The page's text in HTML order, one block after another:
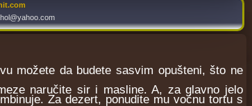
možete da budete sasvim opušteni, što ne
naručite sir i masline. A, za glavno jelo
Za dezert, ponudite mu voćnu tortu s